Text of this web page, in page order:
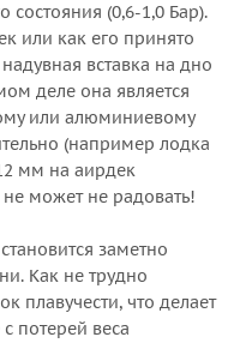
состояния (0,6-1,0 Бар).
или как его принято
вставка на дно
деле она является
или алюминиевому
(например лодка
мм на аирдек
не может не радовать!
заметно
Как не трудно
плавучести, что делает
потерей веса